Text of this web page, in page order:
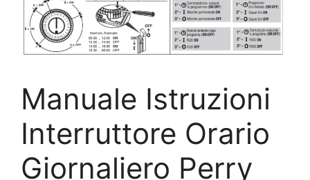
Manuale Istruzioni
Interruttore Orario
Giornaliero Perry​